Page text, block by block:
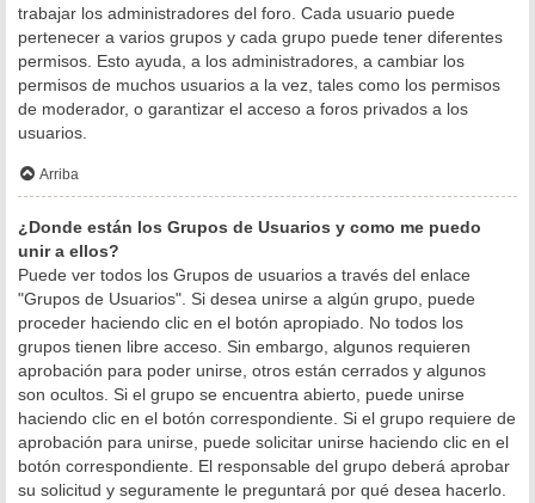
trabajar los administradores del foro. Cada usuario puede
pertenecer a varios grupos y cada grupo puede tener diferentes
permisos. Esto ayuda, a los administradores, a cambiar los
permisos de muchos usuarios a la vez, tales como los permisos
de moderador, o garantizar el acceso a foros privados a los
usuarios.
Arriba
¿Donde están los Grupos de Usuarios y como me puedo
unir a ellos?
Puede ver todos los Grupos de usuarios a través del enlace
"Grupos de Usuarios". Si desea unirse a algún grupo, puede
proceder haciendo clic en el botón apropiado. No todos los
grupos tienen libre acceso. Sin embargo, algunos requieren
aprobación para poder unirse, otros están cerrados y algunos
son ocultos. Si el grupo se encuentra abierto, puede unirse
haciendo clic en el botón correspondiente. Si el grupo requiere de
aprobación para unirse, puede solicitar unirse haciendo clic en el
botón correspondiente. El responsable del grupo deberá aprobar
su solicitud y seguramente le preguntará por qué desea hacerlo.